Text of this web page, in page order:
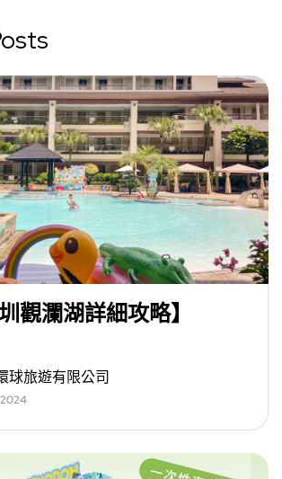
觀瀾湖詳細攻略】
球旅遊有限公司